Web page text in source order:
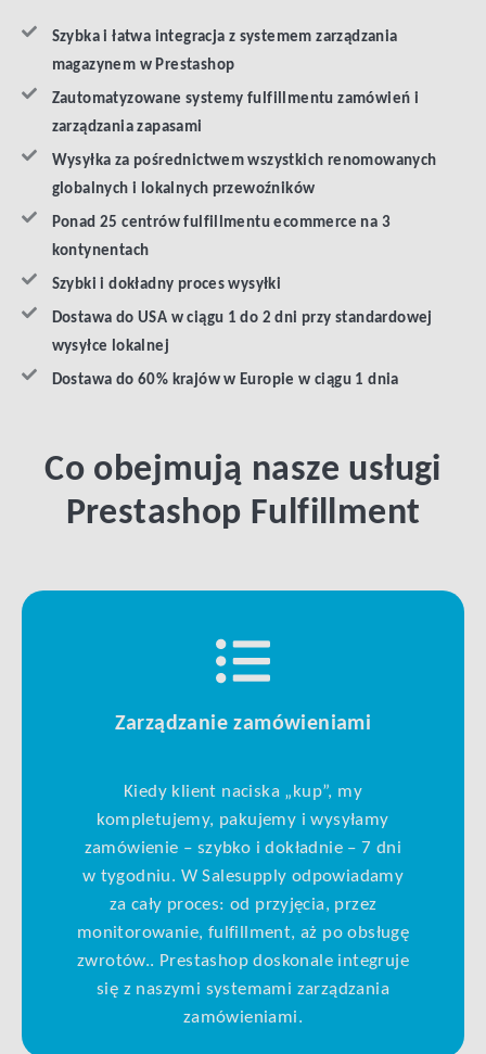
Szybka i łatwa integracja z systemem zarządzania
magazynem w Prestashop
Zautomatyzowane systemy fulfillmentu zamówień i
zarządzania zapasami
Wysyłka za pośrednictwem wszystkich renomowanych
globalnych i lokalnych przewoźników
Ponad 25 centrów fulfillmentu ecommerce na 3
kontynentach
Szybki i dokładny proces wysyłki
Dostawa do USA w ciągu 1 do 2 dni przy standardowej
wysyłce lokalnej
Dostawa do 60% krajów w Europie w ciągu 1 dnia
Co obejmują nasze usługi
Prestashop Fulfillment
Zarządzanie zamówieniami
Kiedy klient naciska „kup”, my
kompletujemy, pakujemy i wysyłamy
zamówienie – szybko i dokładnie – 7 dni
w tygodniu. W Salesupply odpowiadamy
za cały proces: od przyjęcia, przez
monitorowanie, fulfillment, aż po obsługę
zwrotów.. Prestashop doskonale integruje
się z naszymi systemami zarządzania
zamówieniami.